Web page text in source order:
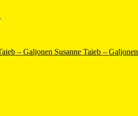
Susanne Taieb – Galjonen